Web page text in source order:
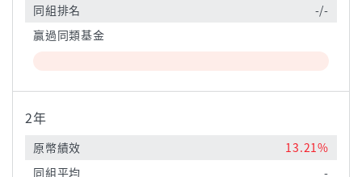
同組排名
-/-
贏過同類基金
2年
原幣績效
13.21%
同組平均
-